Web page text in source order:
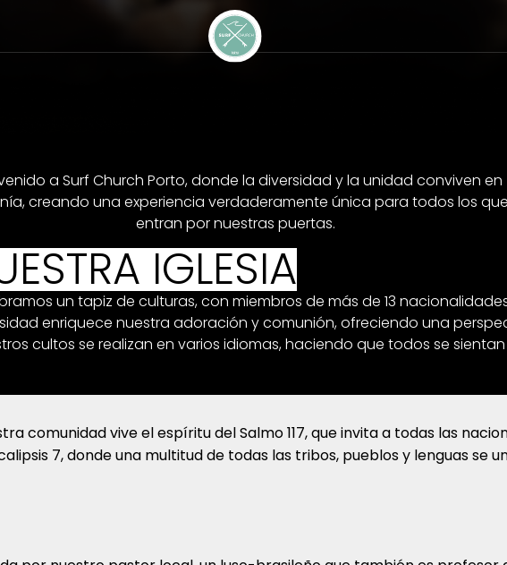
a Surf Church Porto, donde la diversidad y la unidad conviven en
creando una experiencia verdaderamente única para todos los que
entran por nuestras puertas.
IGLESIA
un tapiz de culturas, con miembros de más de 13
enriquece nuestra adoración y comunión, ofreciendo una
cultos se realizan en varios idiomas, haciendo que todos se
comunidad vive el espíritu del Salmo 117, que invita a todas las
7, donde una multitud de todas las tribos, pueblos y lenguas se